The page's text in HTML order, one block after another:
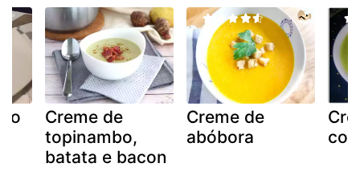
Creme de
topinambo,
batata e bacon
Creme de
abóbora